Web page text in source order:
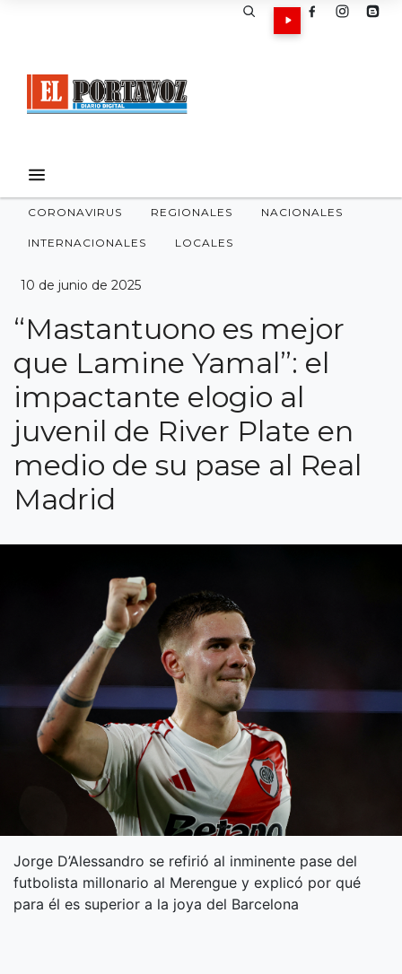
CORONAVIRUS REGIONALES NACIONALES
INTERNACIONALES LOCALES
10 de junio de 2025
“Mastantuono es mejor
que Lamine Yamal”: el
impactante elogio al
juvenil de River Plate en
medio de su pase al Real
Madrid
Jorge D’Alessandro se refirió al inminente pase del
futbolista millonario al Merengue y explicó por qué
para él es superior a la joya del Barcelona